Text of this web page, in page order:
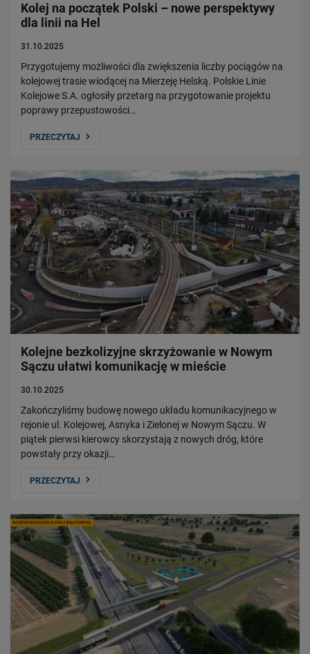
Kolej na początek Polski – nowe perspektywy
dla linii na Hel
31.10.2025
Przygotujemy możliwości dla zwiększenia liczby pociągów na
kolejowej trasie wiodącej na Mierzeję Helską. Polskie Linie
Kolejowe S.A. ogłosiły przetarg na przygotowanie projektu
poprawy przepustowości…
PRZECZYTAJ
Kolejne bezkolizyjne skrzyżowanie w Nowym
Sączu ułatwi komunikację w mieście
30.10.2025
Zakończyliśmy budowę nowego układu komunikacyjnego w
rejonie ul. Kolejowej, Asnyka i Zielonej w Nowym Sączu. W
piątek pierwsi kierowcy skorzystają z nowych dróg, które
powstały przy okazji…
PRZECZYTAJ